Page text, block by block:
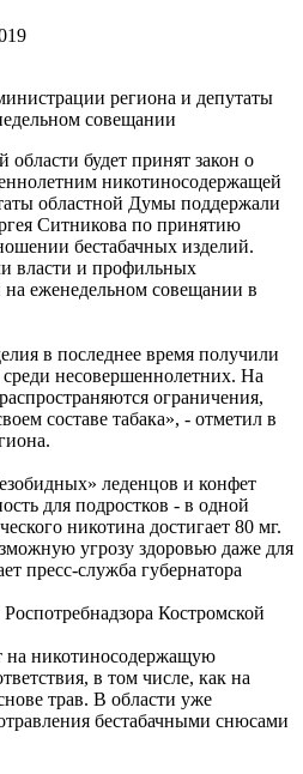
региона и депутаты
совещании
будет принят закон о
никотиносодержащей
областной Думы поддержали
Ситникова по принятию
бестабачных изделий.
власти и профильных
на еженедельном совещании в
в последнее время получили
несовершеннолетних. На
ограничения,
составе табака», - отметил в
леденцов и конфет
для подростков - в одной
никотина достигает 80 мг.
угрозу здоровью даже для
пресс-служба губернатора
Костромской
на никотиносодержащую
в том числе, как на
трав. В области уже
бестабачными снюсами